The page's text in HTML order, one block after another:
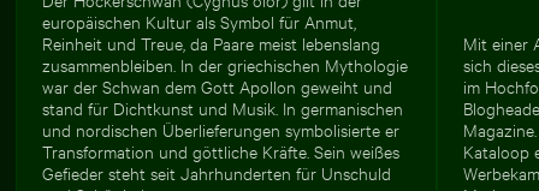
europäischen Kultur als Symbol für Anmut,
Reinheit und Treue, da Paare meist lebenslang
zusammenbleiben. In der griechischen Mythologie
war der Schwan dem Gott Apollon geweiht und
stand für Dichtkunst und Musik. In germanischen
und nordischen Überlieferungen symbolisierte er
Transformation und göttliche Kräfte. Sein weißes
Gefieder steht seit Jahrhunderten für Unschuld
Mit einer
sich
im
Kataloop